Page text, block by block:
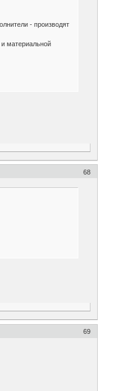
- производят
материальной
68
69